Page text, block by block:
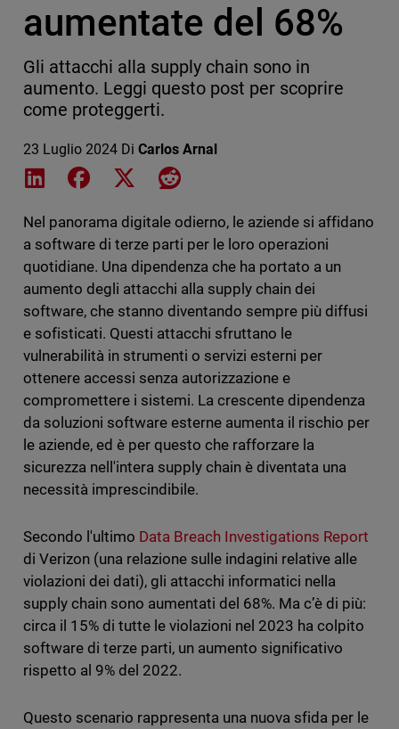
aumentate del 68%
Gli attacchi alla supply chain sono in
aumento. Leggi questo post per scoprire
come proteggerti.
23 Luglio 2024 Di Carlos Arnal
Share on LinkedIn
Share on Facebook
Share on XShare on Reddit
Nel panorama digitale odierno, le aziende si affidano
a software di terze parti per le loro operazioni
quotidiane. Una dipendenza che ha portato a un
aumento degli attacchi alla supply chain dei
software, che stanno diventando sempre più diffusi
e sofisticati. Questi attacchi sfruttano le
vulnerabilità in strumenti o servizi esterni per
ottenere accessi senza autorizzazione e
compromettere i sistemi. La crescente dipendenza
da soluzioni software esterne aumenta il rischio per
le aziende, ed è per questo che rafforzare la
sicurezza nell'intera supply chain è diventata una
necessità imprescindibile.
Secondo l'ultimo Data Breach Investigations Report
di Verizon (una relazione sulle indagini relative alle
violazioni dei dati), gli attacchi informatici nella
supply chain sono aumentati del 68%. Ma c’è di più:
circa il 15% di tutte le violazioni nel 2023 ha colpito
software di terze parti, un aumento significativo
rispetto al 9% del 2022.
Questo scenario rappresenta una nuova sfida per le